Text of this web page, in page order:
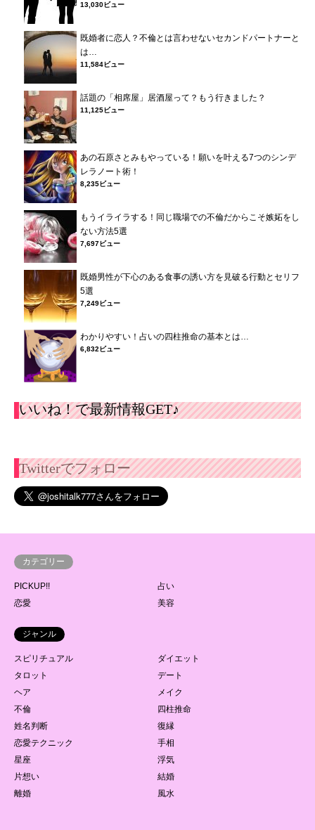
13,030ビュー
既婚者に恋人？不倫とは言わせないセカンドパートナーと
は…
11,584ビュー
話題の「相席屋」居酒屋って？もう行きました？
11,125ビュー
あの石原さとみもやっている！願いを叶える7つのシンデ
レラノート術！
8,235ビュー
もうイライラする！同じ職場での不倫だからこそ嫉妬をし
ない方法5選
7,697ビュー
既婚男性が下心のある食事の誘い方を見破る行動とセリフ
5選
7,249ビュー
わかりやすい！占いの四柱推命の基本とは…
6,832ビュー
いいね！で最新情報GET♪
Twitterでフォロー
カテゴリー
PICKUP!!
占い
恋愛
美容
ジャンル
スピリチュアル
ダイエット
タロット
デート
ヘア
メイク
不倫
四柱推命
姓名判断
復縁
恋愛テクニック
手相
星座
浮気
片想い
結婚
離婚
風水